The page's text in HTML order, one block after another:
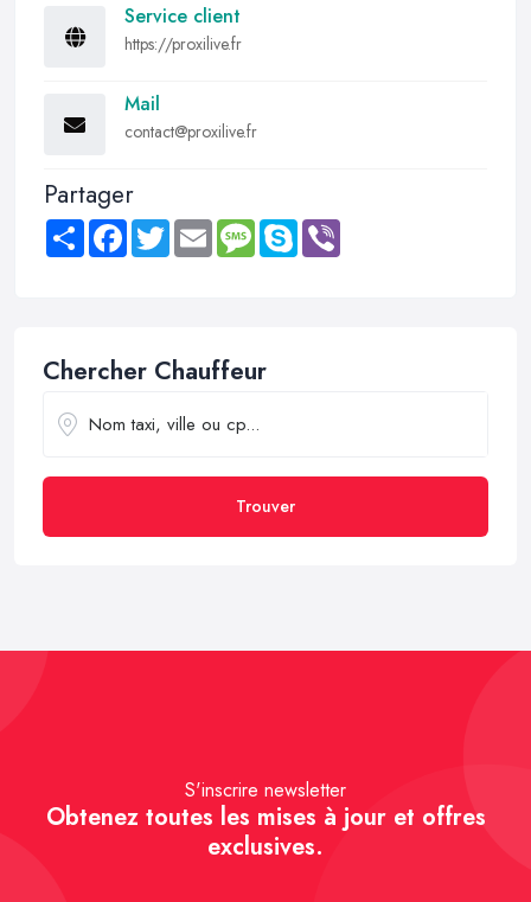
Service client
https://proxilive.fr
Mail
contact@proxilive.fr
Partager
Share FacebookTwitter Email MessageSkype
Chercher Chauffeur
Trouver
S'inscrire newsletter
Obtenez toutes les mises à jour et offres
exclusives.